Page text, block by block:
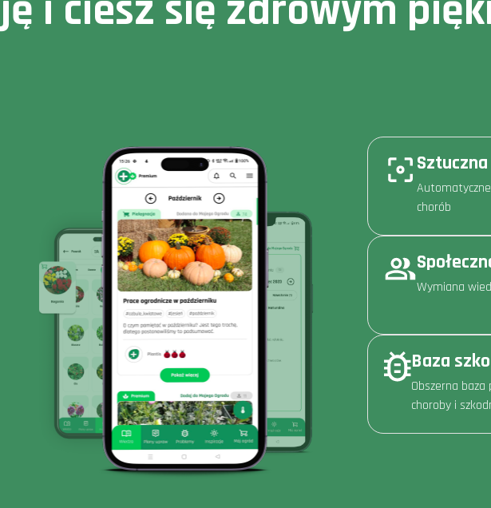
chorób
Wymiana
Baza
Obszerna
choroby i